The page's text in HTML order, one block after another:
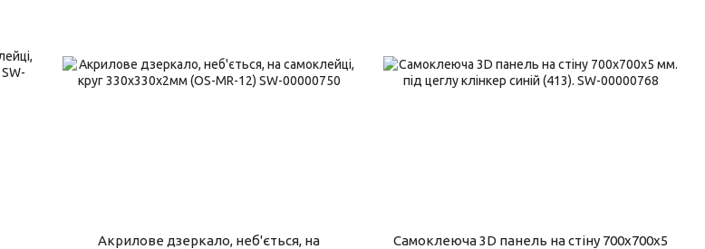
Акрилове дзеркало, неб'ється, на
Самоклеюча 3D панель на стіну 700x700x5